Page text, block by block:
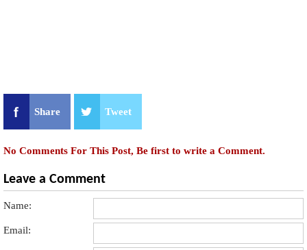
Share Tweet
No Comments For This Post, Be first to write a Comment.
Leave a Comment
Name:
Email: